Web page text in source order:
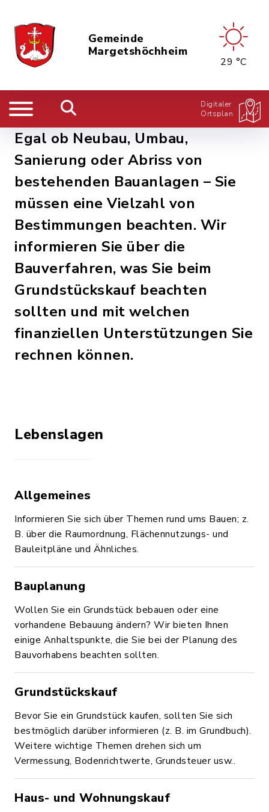
Gemeinde
Margetshöchheim
29 °C
Digitaler
Ortsplan
Egal ob Neubau, Umbau,
Sanierung oder Abriss von
bestehenden Bauanlagen – Sie
müssen eine Vielzahl von
Bestimmungen beachten. Wir
informieren Sie über die
Bauverfahren, was Sie beim
Grundstückskauf beachten
sollten und mit welchen
finanziellen Unterstützungen Sie
rechnen können.
Lebenslagen
Allgemeines
Informieren Sie sich über Themen rund ums Bauen; z.
B. über die Raumordnung, Flächennutzungs- und
Bauleitpläne und Ähnliches.
Bauplanung
Wollen Sie ein Grundstück bebauen oder eine
vorhandene Bebauung ändern? Wir bieten Ihnen
einige Anhaltspunkte, die Sie bei der Planung des
Bauvorhabens beachten sollten.
Grundstückskauf
Bevor Sie ein Grundstück kaufen, sollten Sie sich
bestmöglich darüber informieren (z. B. im Grundbuch).
Weitere wichtige Themen drehen sich um
Vermessung, Bodenrichtwerte, Grundsteuer usw..
Haus- und Wohnungskauf